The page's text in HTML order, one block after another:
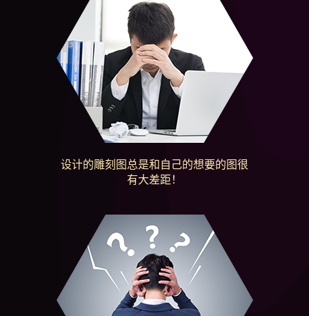
设计的雕刻图总是和自己的想要的图很
有大差距！